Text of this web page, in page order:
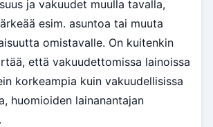
ja vakuudet muulla tavalla,
esim. asuntoa tai muuta
omistavalle. On kuitenkin
että vakuudettomissa lainoissa
korkeampia kuin vakuudellisissa
huomioiden lainanantajan